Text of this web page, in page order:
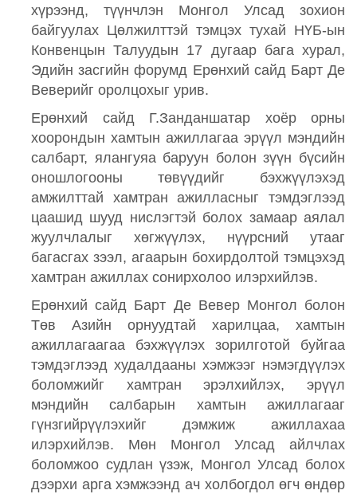
хүрээнд, түүнчлэн Монгол Улсад зохион
байгуулах Цөлжилттэй тэмцэх тухай НҮБ-ын
Конвенцын Талуудын 17 дугаар бага хурал,
Эдийн засгийн форумд Ерөнхий сайд Барт Де
Веверийг оролцохыг урив.
Ерөнхий сайд Г.Занданшатар хоёр орны
хоорондын хамтын ажиллагаа эрүүл мэндийн
салбарт, ялангуяа баруун болон зүүн бүсийн
оношлогооны төвүүдийг бэхжүүлэхэд
амжилттай хамтран ажилласныг тэмдэглээд
цаашид шууд нислэгтэй болох замаар аялал
жуулчлалыг хөгжүүлэх, нүүрсний утааг
багасгах зээл, агаарын бохирдолтой тэмцэхэд
хамтран ажиллах сонирхолоо илэрхийлэв.
Ерөнхий сайд Барт Де Вевер Монгол болон
Төв Азийн орнуудтай харилцаа, хамтын
ажиллагаагаа бэхжүүлэх зорилготой буйгаа
тэмдэглээд худалдааны хэмжээг нэмэгдүүлэх
боломжийг хамтран эрэлхийлэх, эрүүл
мэндийн салбарын хамтын ажиллагааг
гүнзгийрүүлэхийг дэмжиж ажиллахаа
илэрхийлэв. Мөн Монгол Улсад айлчлах
боломжоо судлан үзэж, Монгол Улсад болох
дээрхи арга хэмжээнд ач холбогдол өгч өндөр